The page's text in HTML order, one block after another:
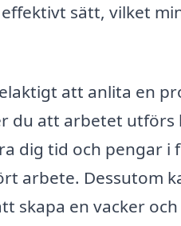
sätt, vilket
att anlita en
du att arbetet utförs
dig tid och pengar i
arbete. Dessutom
skapa en vacker